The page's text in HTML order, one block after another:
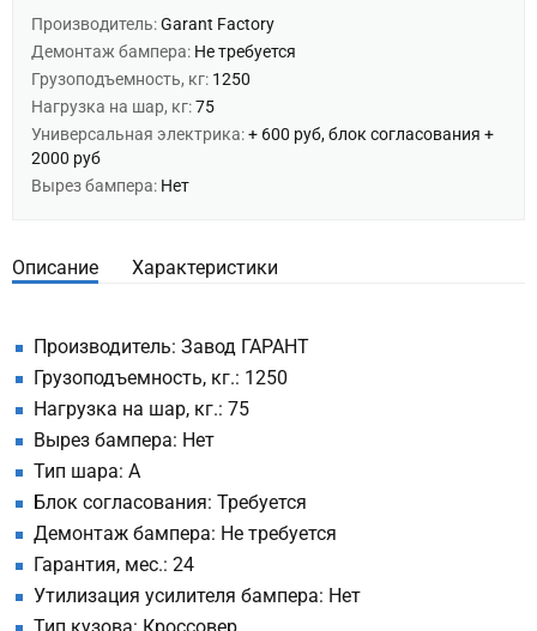
Производитель:Garant Factory
Демонтаж бампера: Не требуется
Грузоподъемность, кг: 1250
Нагрузка на шар, кг:75
Универсальная электрика:+ 600 руб, блок согласования +
2000 руб
Вырез бампера: Нет
Описание Характеристики
Производитель: Завод ГАРАНТ
Грузоподъемность, кг.: 1250
Нагрузка на шар, кг.: 75
Вырез бампера: Нет
Тип шара: A
Блок согласования: Требуется
Демонтаж бампера: Не требуется
Гарантия, мес.: 24
Утилизация усилителя бампера: Нет